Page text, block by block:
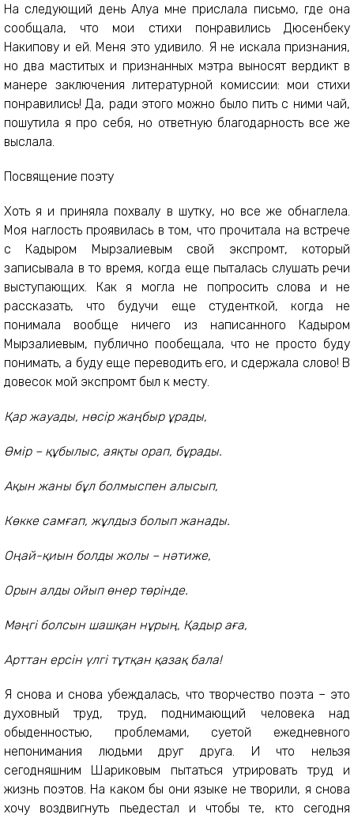
На следующий день Алуа мне прислала письмо, где она
сообщала, что мои стихи понравились Дюсенбеку
Накипову и ей. Меня это удивило. Я не искала признания,
но два маститых и признанных мэтра выносят вердикт в
манере заключения литературной комиссии: мои стихи
понравились! Да, ради этого можно было пить с ними чай,
пошутила я про себя, но ответную благодарность все же
выслала.
Посвящение поэту
Хоть я и приняла похвалу в шутку, но все же обнаглела.
Моя наглость проявилась в том, что прочитала на встрече
с Кадыром Мырзалиевым свой экспромт, который
записывала в то время, когда еще пыталась слушать речи
выступающих. Как я могла не попросить слова и не
рассказать, что будучи еще студенткой, когда не
понимала вообще ничего из написанного Кадыром
Мырзалиевым, публично пообещала, что не просто буду
понимать, а буду еще переводить его, и сдержала слово! В
довесок мой экспромт был к месту.
Қар жауады, нөсір жаңбыр ұрады,
Өмір – құбылыс, аяқты орап, бұрады.
Ақын жаны бұл болмыспен алысып,
Көкке самғап, жұлдыз болып жанады.
Оңай-қиын болды жолы – нәтиже,
Орын алды ойып өнер төрінде.
Мәңгі болсын шашқан нұрың, Қадыр аға,
Арттан ерсін үлгі тұтқан қазақ бала!
Я снова и снова убеждалась, что творчество поэта – это
духовный труд, труд, поднимающий человека над
обыденностью, проблемами, суетой ежедневного
непонимания людьми друг друга. И что нельзя
сегодняшним Шариковым пытаться утрировать труд и
жизнь поэтов. На каком бы они языке не творили, я снова
хочу воздвигнуть пьедестал и чтобы те, кто сегодня